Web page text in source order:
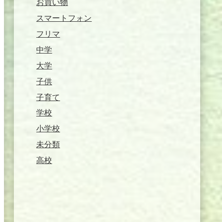
お買い物
スマートフォン
フリマ
中学
大学
子供
子育て
学校
小学校
未分類
高校